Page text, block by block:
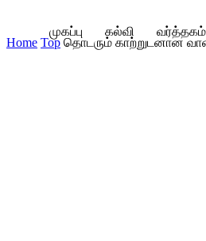
முகப்பு கல்வி வர்த்தகம்
Home Top தொடரும் காற்றுடனான